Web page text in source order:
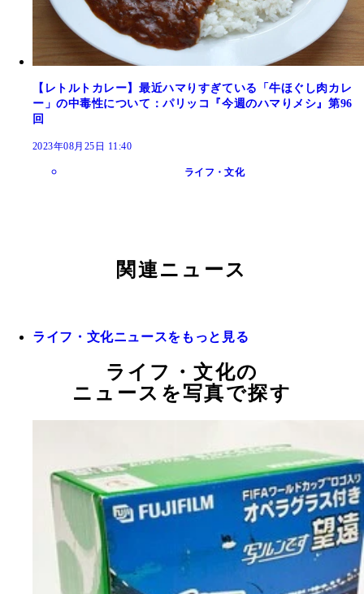
【レトルトカレー】最近ハマりすぎている「牛ほぐし肉カレ
ー」の中毒性について：パリッコ『今週のハマりメシ』第96
回
2023年08月25日 11:40
ライフ・文化
関連ニュース
ライフ・文化ニュースをもっと見る
ライフ・文化の
ニュースを写真で探す